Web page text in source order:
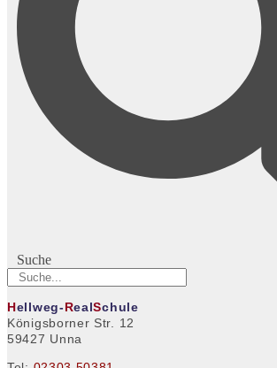
Suche
Hellweg-RealSchule
Königsborner Str. 12
59427 Unna